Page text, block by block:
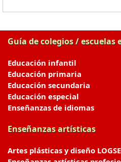
Guía de colegios / escuelas
Educación infantil
Educación primaria
Educación secundaria
Educación especial
Enseñanzas de idiomas
Enseñanzas artísticas
Artes plásticas y diseño LOGSE